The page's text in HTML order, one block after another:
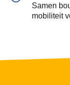
Samen
mobiliteit